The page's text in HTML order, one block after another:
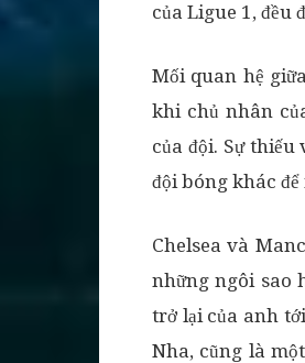
của Ligue 1, đều
Mối quan hệ
khi chủ nhân
của đội. Sự
đội bóng khác
Chelsea và
những ngôi sao
trở lại của anh
Nha, cũng là